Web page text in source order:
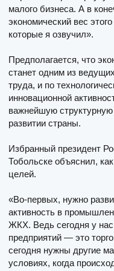
малого бизнеса. А в
экономический вес
которые я озвучил».
Предполагается, что
станет одним из
труда, и по
инновационной
важнейшую
развитии страны.
Избранный президент
Тобольске объяснил,
целей.
«Во-первых, нужно
активность в
ЖКХ. Ведь сегодня у
предприятий — это
сегодня нужны другие
условиях, когда